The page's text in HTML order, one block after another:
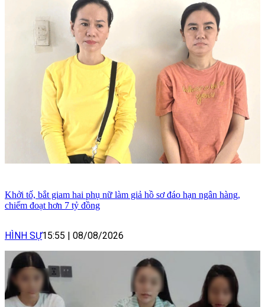
Khởi tố, bắt giam hai phụ nữ làm giả hồ sơ đáo hạn ngân hàng,
chiếm đoạt hơn 7 tỷ đồng
HÌNH SỰ15:55 08/08/2026